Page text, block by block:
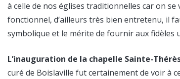
à celle de nos églises traditionnelles car on
fonctionnel, d’ailleurs très bien entretenu, il
symbolique et le mérite de fournir aux fidèles
L’inauguration de la chapelle Sainte-
curé de Boislaville fut certainement de voir à